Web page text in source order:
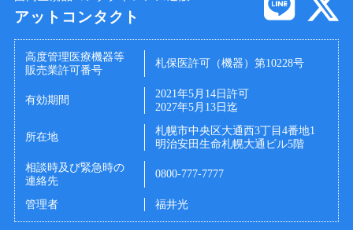
製品スペック
「シード 2ウィークファイン ユーブイ プラス」
は、瞳に有害な紫外線をカットする2週間交換タ
な装用感を実現。汚れを引き寄せにくく、丈夫な
非イオン性素材を採用し、クリーンでクリアな視
界が続きます。また、弾力性のある素材ですの
で、カタチがくずれにくくはじめてソフトコンタ
クトレンズを使う方でも取扱いが簡単です。
アットコンタクト
高度管理医療機器等
販売業許可番号
札保医許可（機器）第10228号
有効期間
2021年5月14日許可
2027年5月13日迄
所在地
札幌市中央区大通西3丁目4番地1
明治安田生命札幌大通ビル5階
相談時及び緊急時の
連絡先
0800-777-7777
管理者 福井光